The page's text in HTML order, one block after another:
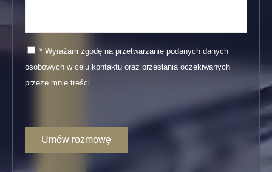
* Wyrażam zgodę na przetwarzanie podanych danych
osobowych w celu kontaktu oraz przesłania oczekiwanych
przeze mnie treści.